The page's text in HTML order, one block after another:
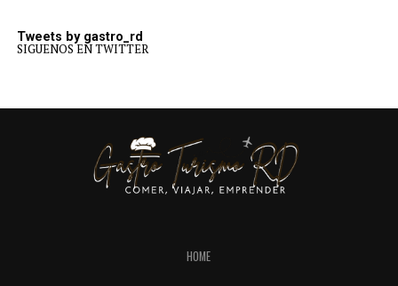
Tweets by gastro_rd
SIGUENOS EN TWITTER
HOME